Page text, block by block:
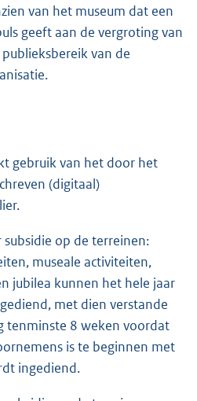
van het museum dat een
geeft aan de vergroting van
van de
gebruik van het door het
(digitaal)
subsidie op de terreinen:
museale activiteiten,
jubilea kunnen het hele jaar
met dien verstande
tenminste 8 weken voordat
is te beginnen met
ingediend.